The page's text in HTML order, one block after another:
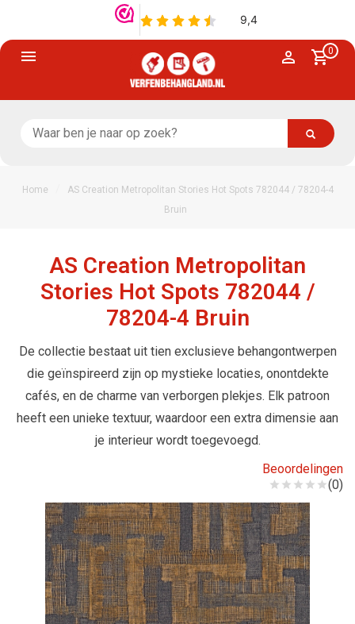
0
Home
AS Creation Metropolitan Stories Hot Spots 782044 / 78204-4
Bruin
AS Creation Metropolitan
Stories Hot Spots 782044 /
78204-4 Bruin
De collectie bestaat uit tien exclusieve behangontwerpen
die geïnspireerd zijn op mystieke locaties, onontdekte
cafés, en de charme van verborgen plekjes. Elk patroon
heeft een unieke textuur, waardoor een extra dimensie aan
je interieur wordt toegevoegd.
Beoordelingen
(0)